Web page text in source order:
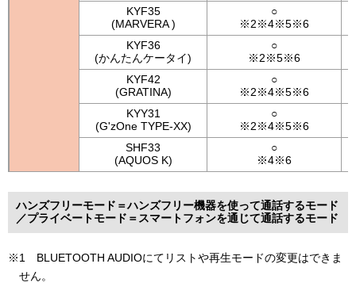
KYF35
(MARVERA )
○
※2※4※5※6
KYF36
(かんたんケータイ)
○
※2※5※6
KYF42
(GRATINA)
○
※2※4※5※6
KYY31
(G'zOne TYPE-XX)
○
※2※4※5※6
SHF33
(AQUOS K)
○
※4※6
ハンズフリーモード＝ハンズフリー機器を使って通話するモード
／プライベートモード＝スマートフォンを通じて通話するモード
※1 BLUETOOTH AUDIOにてリストや再生モードの変更はできま
せん。